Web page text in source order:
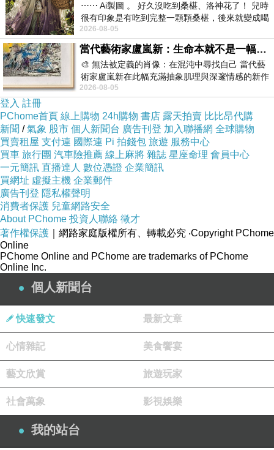
⋯⋯ Ai製圖 。 好久沒吃到桑椹、洛神花了！ 兒時
很有印象是有吃到完整一顆顆桑椹，後來就變成喝
桑椹汁。 現在是連喝都沒喝
2026-08-05
當代藝術家盧嵐新：生命本就不是一幅能被定義的肖像，在混亂與交疊中拼湊完整的靈魂
🎨 無法被定義的肖像：在混沌中尋找自己 當代藝
術家盧嵐新在此幅充滿抽象肌理與深邃情感的新作
中，以灰白為基底，交織著塗抹、刮擦與
2026-08-05
登入 註冊
PChome首頁 線上購物 24h購物 書店 露天拍賣 比比昂代購
新聞 /氣象 股市 個人新聞台 廣告刊登 加入聯播網 全球購物
買賣租屋 支付連 國際連 Pi 拍錢包 旅遊 服務中心
買車 旅行團 汽車險推薦 線上麻將 雜誌 星座命理 會員中心
一元簡訊 直播達人 數位憑證 企業簡訊
買網址 虛擬主機 企業郵件
廣告刊登 隱私權聲明
消費者保護 兒童網路安全
About PChome 投資人聯絡 徵才
著作權保護 ｜網路家庭版權所有、轉載必究 ‧Copyright PChome
Online
PChome Online and PChome are trademarks of PChome
Online Inc.
個人新聞台
快速發文 最新文章
心情雜記 美食饗宴
藝文欣賞 旅遊玩家
社會萬象 影視娛樂
我的站台